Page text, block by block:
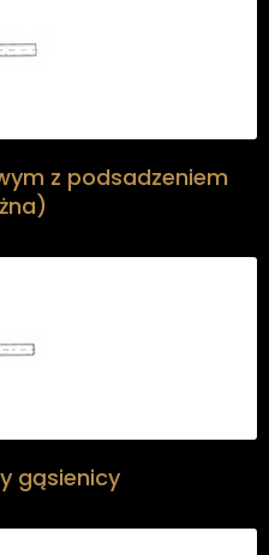
z podsadzeniem
gąsienicy